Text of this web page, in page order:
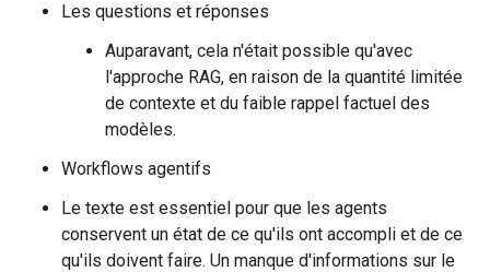
Les questions et réponses
Auparavant, cela n'était possible qu'avec
l'approche RAG, en raison de la quantité limitée
de contexte et du faible rappel factuel des
modèles.
Workflows agentifs
Le texte est essentiel pour que les agents
conservent un état de ce qu'ils ont accompli et de ce
qu'ils doivent faire. Un manque d'informations sur le